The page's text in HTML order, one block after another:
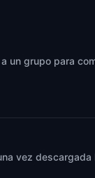
un grupo para
vez